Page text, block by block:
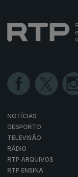
NOTÍCIAS
DESPORTO
TELEVISÃO
RÁDIO
RTP ARQUIVOS
RTP ENSINA